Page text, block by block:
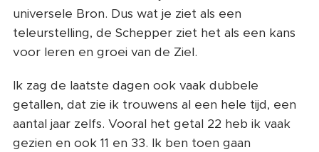
universele Bron. Dus wat je ziet als een
teleurstelling, de Schepper ziet het als een kans
voor leren en groei van de Ziel.
Ik zag de laatste dagen ook vaak dubbele
getallen, dat zie ik trouwens al een hele tijd, een
aantal jaar zelfs. Vooral het getal 22 heb ik vaak
gezien en ook 11 en 33. Ik ben toen gaan